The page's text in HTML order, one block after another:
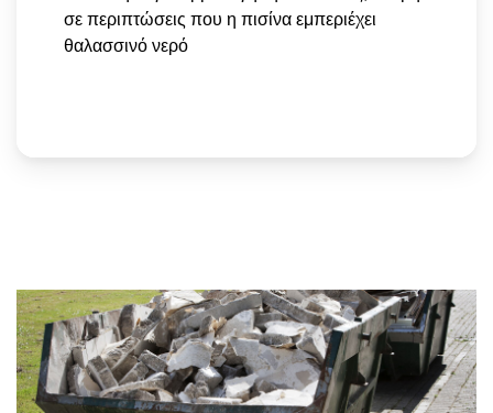
σε περιπτώσεις που η πισίνα εμπεριέχει
θαλασσινό νερό